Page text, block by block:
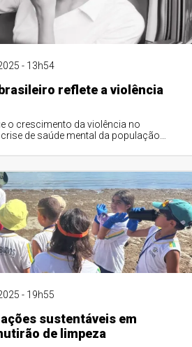
- 13h54
reflete a violência
o crescimento da violência no
de saúde mental da população
- 19h55
sustentáveis em
de limpeza